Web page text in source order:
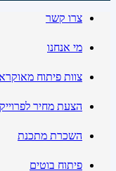
צרו קשר
מי אנחנו
צוות פיתוח
הצעת מחיר
השכרת מתכנת
פיתוח בוטים